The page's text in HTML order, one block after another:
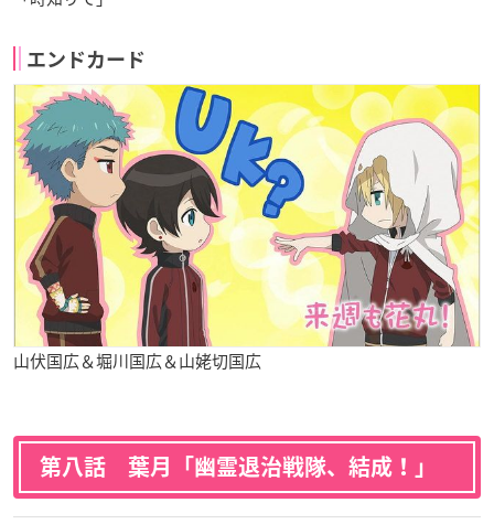
エンドカード
山伏国広＆堀川国広＆山姥切国広
第八話 葉月「幽霊退治戦隊、結成！」